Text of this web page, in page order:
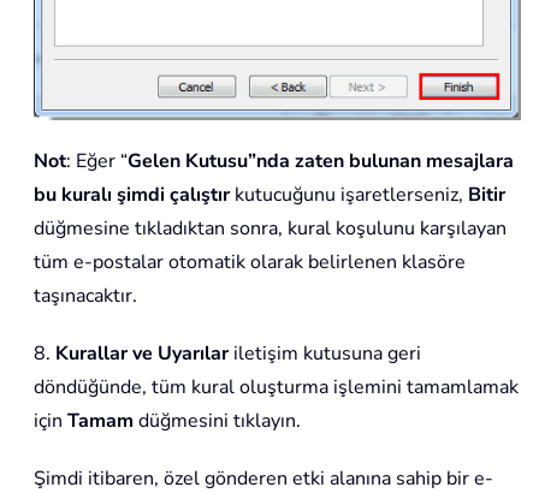
Not: Eğer “Gelen Kutusu”nda zaten bulunan mesajlara
bu kuralı şimdi çalıştırkutucuğunu işaretlerseniz, Bitir
düğmesine tıkladıktan sonra, kural koşulunu karşılayan
tüm e-postalar otomatik olarak belirlenen klasöre
taşınacaktır.
8. Kurallar ve Uyarılariletişim kutusuna geri
döndüğünde, tüm kural oluşturma işlemini tamamlamak
için Tamam düğmesini tıklayın.
Şimdi itibaren, özel gönderen etki alanına sahip bir e-